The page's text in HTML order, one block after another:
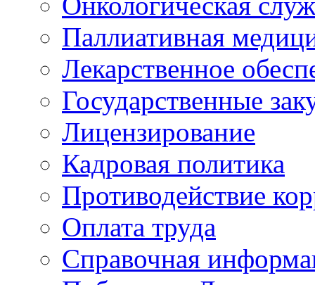
Паллиативная
Лекарственное
Государственные
Лицензирование
Кадровая политика
Противодействие
Оплата труда
Справочная